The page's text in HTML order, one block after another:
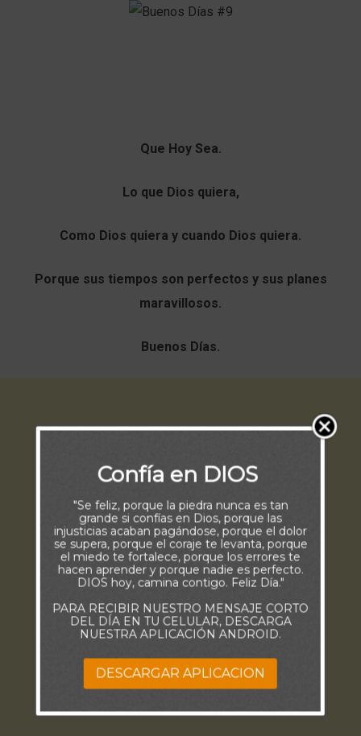
Que Hoy Sea.
Lo que Dios quiera,
Como Dios quiera y cuando Dios quiera.
Porque sus tiempos son perfectos y sus planes
maravillosos.
Buenos Días.
Confía en DIOS
"Se feliz, porque la piedra nunca es tan
grande si confías en Dios, porque las
injusticias acaban pagándose, porque el dolor
se supera, porque el coraje te levanta, porque
el miedo te fortalece, porque los errores te
hacen aprender y porque nadie es perfecto.
DIOS hoy, camina contigo. Feliz Día."
PARA RECIBIR NUESTRO MENSAJE CORTO
DEL DÍA EN TU CELULAR, DESCARGA
NUESTRA APLICACIÓN ANDROID.
DESCARGAR APLICACION